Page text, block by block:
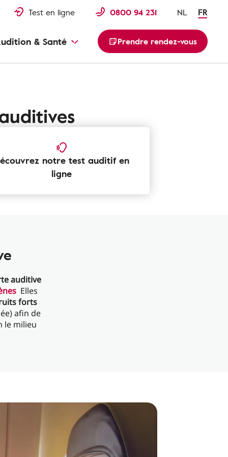
Test en ligne 0800 94 231 NL FR
& Santé Prendre rendez-vous
notre test auditif en
ligne
auditive
Elles
forts
afin de
le milieu